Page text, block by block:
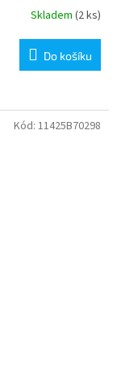
Skladem (2 ks)
Do košíku
Kód: 11425B70298